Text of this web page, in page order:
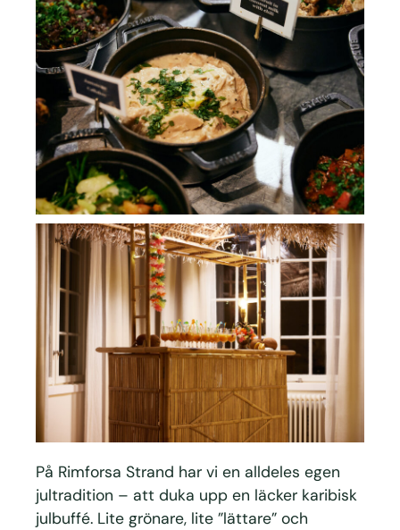
På Rimforsa Strand har vi en alldeles egen
jultradition – att duka upp en läcker karibisk
julbuffé. Lite grönare, lite ”lättare” och